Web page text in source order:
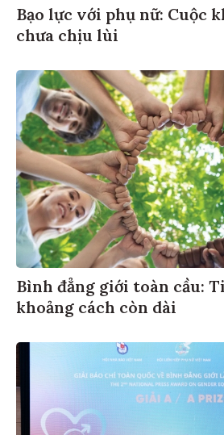
Bạo lực với phụ nữ: Cuộc
chưa chịu lùi
Bình đẳng giới toàn cầu:
khoảng cách còn dài